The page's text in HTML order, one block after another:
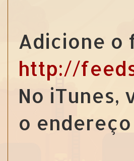
Adicione o
http://
No iTunes,
o